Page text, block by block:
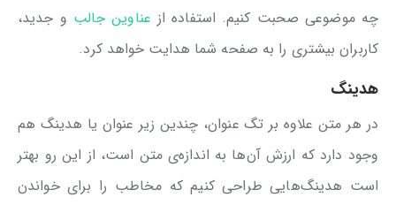
چه موضوعی صحبت کنیم. استفاده از عناوین جالب و جدید،
کاربران بیشتری را به صفحه شما هدایت خواهد کرد.
هدینگ
در هر متن علاوه بر تگ عنوان، چندین زیر عنوان یا هدینگ هم
وجود دارد که ارزش آن‌ها به اندازه‌ی متن است، از این رو بهتر
است هدینگ‌هایی طراحی کنیم که مخاطب را برای خواندن